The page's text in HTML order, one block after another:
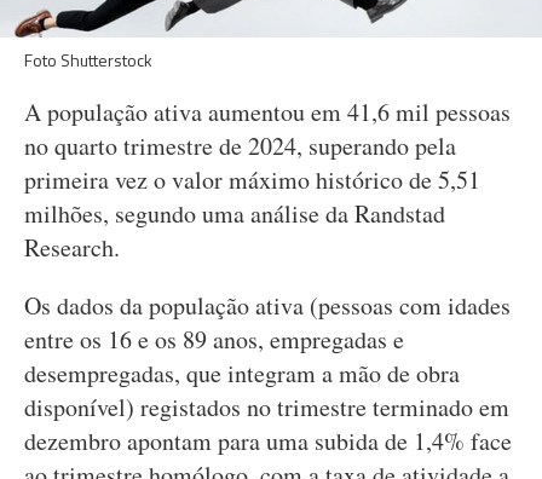
Foto Shutterstock
A população ativa aumentou em 41,6 mil pessoas
no quarto trimestre de 2024, superando pela
primeira vez o valor máximo histórico de 5,51
milhões, segundo uma análise da Randstad
Research.
Os dados da população ativa (pessoas com idades
entre os 16 e os 89 anos, empregadas e
desempregadas, que integram a mão de obra
disponível) registados no trimestre terminado em
dezembro apontam para uma subida de 1,4% face